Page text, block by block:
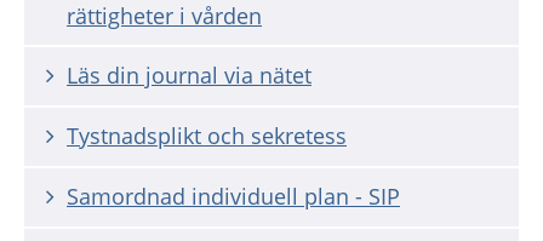
rättigheter i vården
Läs din journal via nätet
Tystnadsplikt och sekretess
Samordnad individuell plan - SIP